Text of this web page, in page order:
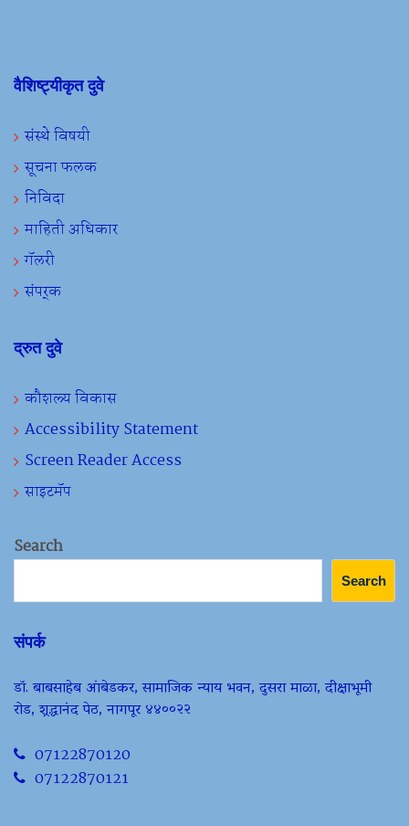
वैशिष्ट्यीकृत दुवे
संस्थे विषयी
सूचना फलक
निविदा
माहिती अधिकार
गॅलरी
संपर्क
द्रुत दुवे
कौशल्य विकास
Accessibility Statement
Screen Reader Access
साइटमॅप
Search
Search
संपर्क
डॉ. बाबसाहेब आंबेडकर, सामाजिक न्याय भवन, दुसरा माळा, दीक्षाभूमी
रोड, श्रद्धानंद पेठ, नागपूर ४४००२२
07122870120
07122870121